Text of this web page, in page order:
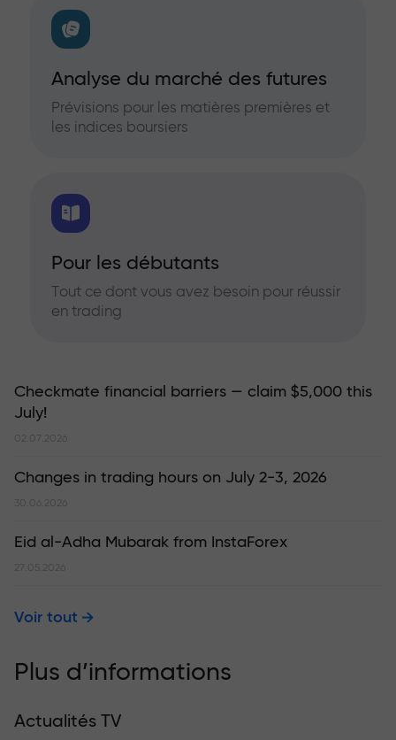
Analyse du marché des futures
Prévisions pour les matières premières et
les indices boursiers
Pour les débutants
Tout ce dont vous avez besoin pour réussir
en trading
Checkmate financial barriers — claim $5,000 this
July!
02.07.2026
Changes in trading hours on July 2-3, 2026
30.06.2026
Eid al-Adha Mubarak from InstaForex
27.05.2026
Voir tout
Plus d’informations
Actualités TV